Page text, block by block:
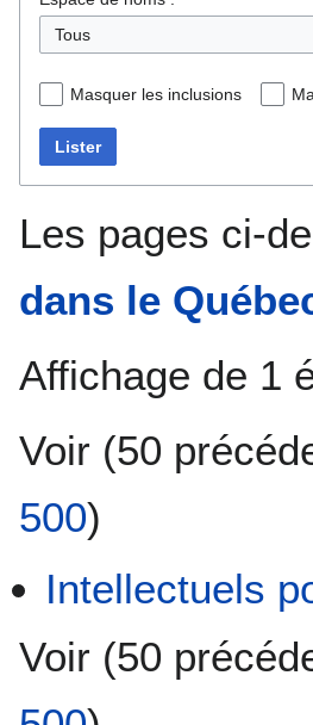
Tous
Masquer les inclusions
Lister
Les pages ci-
dans le
Affichage de 1
Voir (50
500)
Intellectuels
Voir (50